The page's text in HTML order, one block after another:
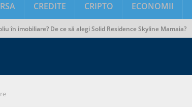
CREDITE CRIPTO ECONOMII
De ce să alegi Solid Residence Skyline Mamaia?